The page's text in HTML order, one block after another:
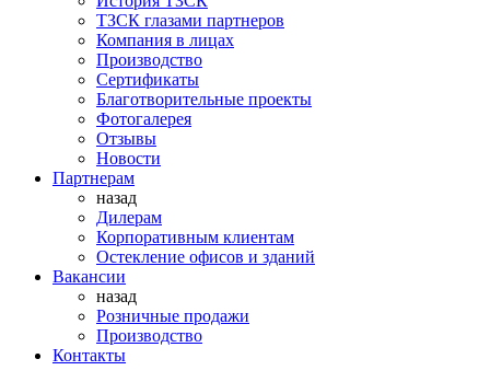
ТЗСК глазами партнеров
Компания в лицах
Производство
Сертификаты
Благотворительные проекты
Фотогалерея
Отзывы
Новости
Партнерам
назад
Дилерам
Корпоративным клиентам
Остекление офисов и зданий
Вакансии
назад
Розничные продажи
Производство
Контакты